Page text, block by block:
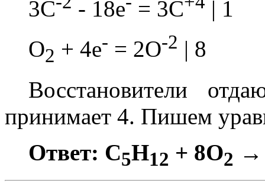
3C
- 18e = 3C
| 1
O2 + 4e- = 2O-2 | 8
Восстановители
принимает 4. Пишем
Ответ: C5H12 + 8O2 →